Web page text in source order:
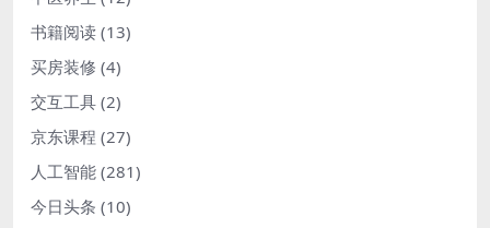
书籍阅读 (13)
买房装修 (4)
交互工具 (2)
京东课程 (27)
人工智能 (281)
今日头条 (10)